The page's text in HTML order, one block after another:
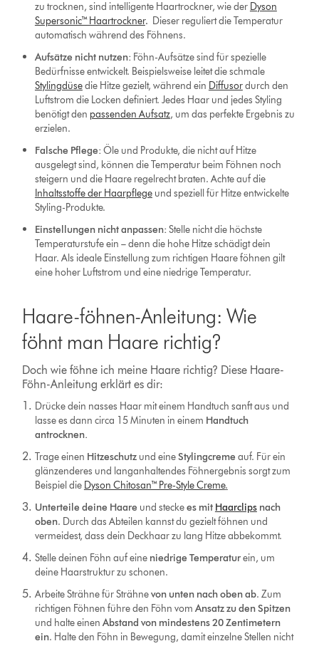
zu trocknen, sind intelligente Haartrockner, wie der Dyson
Supersonic™ Haartrockner. Dieser reguliert die Temperatur
automatisch während des Föhnens.
Aufsätze nicht nutzen: Föhn-Aufsätze sind für spezielle
Bedürfnisse entwickelt. Beispielsweise leitet die schmale
Stylingdüsedie Hitze gezielt, während ein Diffusordurch den
Luftstrom die Locken definiert. Jedes Haar und jedes Styling
benötigt den passenden Aufsatz, um das perfekte Ergebnis zu
erzielen.
Falsche Pflege: Öle und Produkte, die nicht auf Hitze
ausgelegt sind, können die Temperatur beim Föhnen noch
steigern und die Haare regelrecht braten. Achte auf die
Inhaltsstoffe der Haarpflegeund speziell für Hitze entwickelte
Styling-Produkte.
Einstellungen nicht anpassen: Stelle nicht die höchste
Temperaturstufe ein – denn die hohe Hitze schädigt dein
Haar. Als ideale Einstellung zum richtigen Haare föhnen gilt
eine hoher Luftstrom und eine niedrige Temperatur.
Haare-föhnen-Anleitung: Wie
föhnt man Haare richtig?
Doch wie föhne ich meine Haare richtig? Diese Haare-
Föhn-Anleitung erklärt es dir:
Drücke dein nasses Haar mit einem Handtuch sanft aus und
lasse es dann circa 15 Minuten in einem Handtuch
antrocknen.
Trage einen Hitzeschutzund eineStylingcreme auf. Für ein
glänzenderes und langanhaltendes Föhnergebnis sorgt zum
Beispiel die Dyson Chitosan™ Pre-Style Creme.
Unterteile deine Haare und steckees mit Haarclipsnach
oben. Durch das Abteilen kannst du gezielt föhnen und
vermeidest, dass dein Deckhaar zu lang Hitze abbekommt.
Stelle deinen Föhn auf eine niedrige Temperaturein, um
deine Haarstruktur zu schonen.
Arbeite Strähne für Strähnevon unten nach oben ab. Zum
richtigen Föhnen führe den Föhn vom Ansatz zu den Spitzen
und halte einen Abstand von mindestens 20 Zentimetern
ein. Halte den Föhn in Bewegung, damit einzelne Stellen nicht